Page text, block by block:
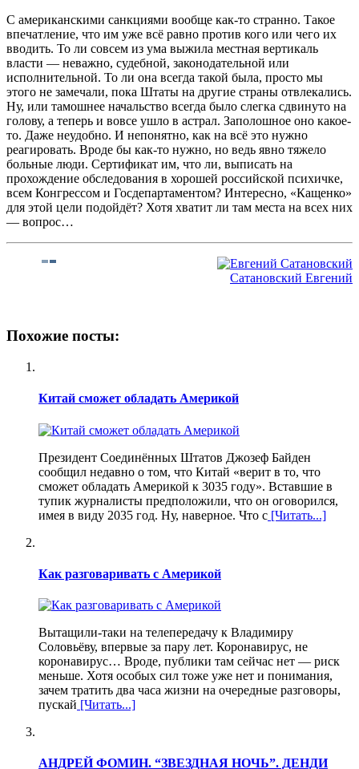
С американскими санкциями вообще как-то странно. Такое
впечатление, что им уже всё равно против кого или чего их
вводить. То ли совсем из ума выжила местная вертикаль
власти — неважно, судебной, законодательной или
исполнительной. То ли она всегда такой была, просто мы
этого не замечали, пока Штаты на другие страны отвлекались.
Ну, или тамошнее начальство всегда было слегка сдвинуто на
голову, а теперь и вовсе ушло в астрал. Заполошное оно какое-
то. Даже неудобно. И непонятно, как на всё это нужно
реагировать. Вроде бы как-то нужно, но ведь явно тяжело
больные люди. Сертификат им, что ли, выписать на
прохождение обследования в хорошей российской психичке,
всем Конгрессом и Госдепартаментом? Интересно, «Кащенко»
для этой цели подойдёт? Хотя хватит ли там места на всех них
— вопрос…
Сатановский Евгений
Похожие посты:
Китай сможет обладать Америкой
Президент Соединённых Штатов Джозеф Байден
сообщил недавно о том, что Китай «верит в то, что
сможет обладать Америкой к 3035 году». Вставшие в
тупик журналисты предположили, что он оговорился,
имея в виду 2035 год. Ну, наверное. Что с [Читать...]
Как разговаривать с Америкой
Вытащили-таки на телепередачу к Владимиру
Соловьёву, впервые за пару лет. Коронавирус, не
коронавирус… Вроде, публики там сейчас нет — риск
меньше. Хотя особых сил тоже уже нет и понимания,
зачем тратить два часа жизни на очередные разговоры,
пускай [Читать...]
АНДРЕЙ ФОМИН. “ЗВЕЗДНАЯ НОЧЬ”. ДЕНДИ